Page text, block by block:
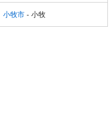
小牧市 - 小牧